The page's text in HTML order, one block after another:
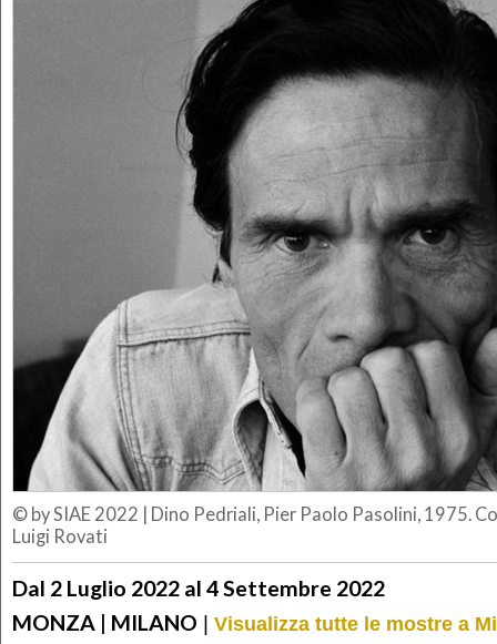
© by SIAE 2022
Dino Pedriali, Pier Paolo Pasolini, 1975.
Luigi Rovati
Dal 2 Luglio 2022 al 4 Settembre 2022
MONZA | MILANO | Visualizza tutte le mostre a